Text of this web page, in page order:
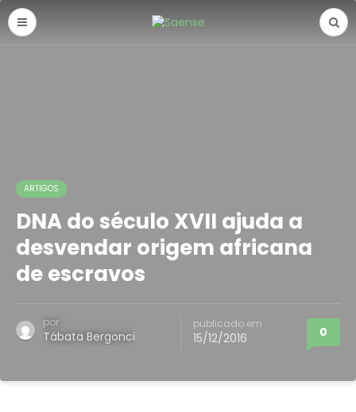
ARTIGOS
DNA do século XVII ajuda a
desvendar origem africana
de escravos
por
Tábata Bergonci
publicado em
15/12/2016 0